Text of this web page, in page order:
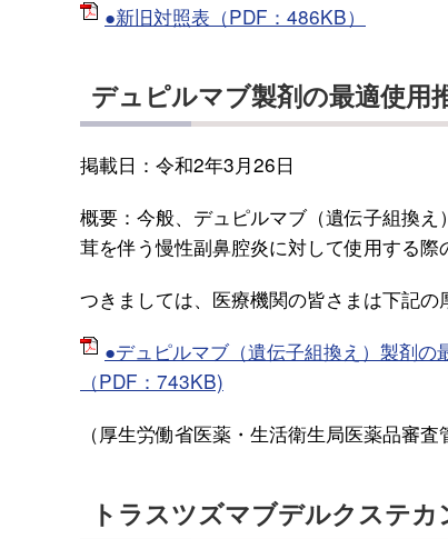
●新旧対照表（PDF：486KB）
デュピルマブ製剤の最適使用
掲載日：令和2年3月26日
概要：今般、デュピルマブ（遺伝子組換
茸を伴う慢性副鼻腔炎に対して使用する際
つきましては、医療機関の皆さまは下記の
●デュピルマブ（遺伝子組換え）製剤
（PDF：743KB)
（厚生労働省医薬・生活衛生局医薬品審
トラスツズマブデルクステ